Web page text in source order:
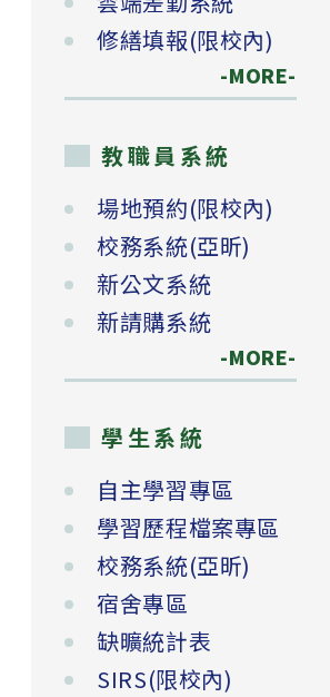
修繕填報(限校內)
-MORE-
教職員系統
場地預約(限校內)
校務系統(亞昕)
新公文系統
新請購系統
-MORE-
學生系統
自主學習專區
學習歷程檔案專區
校務系統(亞昕)
宿舍專區
缺曠統計表
SIRS(限校內)